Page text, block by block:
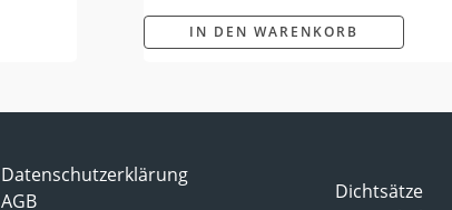
IN DEN WARENKORB
Datenschutzerklärung
AGB
Dichtsätze